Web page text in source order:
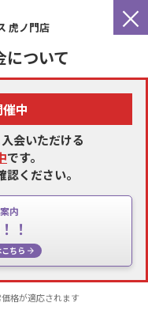
×
虎ノ門店
ついて
中
会いただける
です。
ください。
内
！
ちら
格が適応されます